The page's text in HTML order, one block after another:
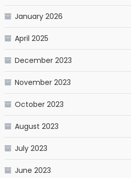
January 2026
April 2025
December 2023
November 2023
October 2023
August 2023
July 2023
June 2023